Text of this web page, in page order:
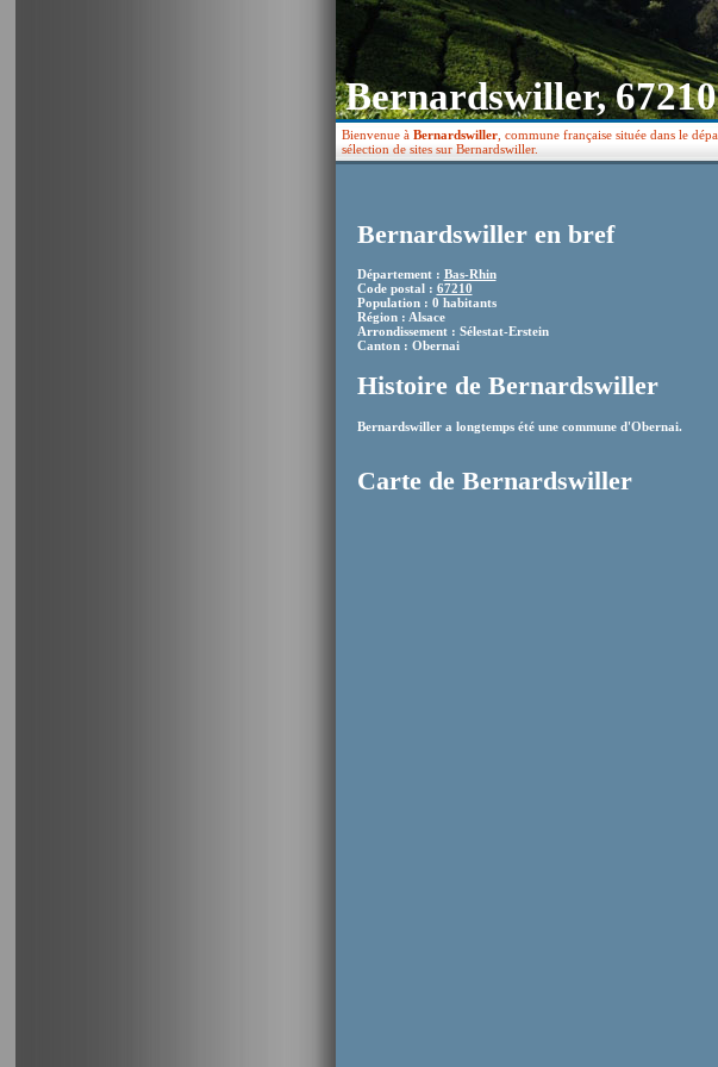
Bernardswiller, 67210
Bienvenue à Bernardswiller , commune française située dans le
sélection de sites sur Bernardswiller.
Bernardswiller en bref
Département : Bas-Rhin
Code postal : 67210
Population : 0 habitants
Région : Alsace
Arrondissement : Sélestat-Erstein
Canton : Obernai
Histoire de Bernardswiller
Bernardswiller a longtemps été une commune d'Obernai.
Carte de Bernardswiller